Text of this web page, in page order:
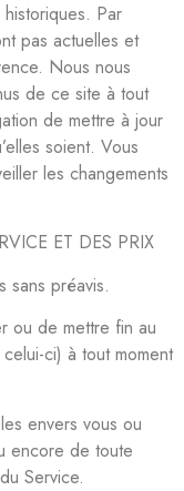
Par
pas actuelles et
Nous nous
de ce site à tout
de mettre à jour
soient. Vous
les changements
ET DES PRIX
sans préavis.
ou de mettre fin au
ci) à tout moment
envers vous ou
encore de toute
Service.